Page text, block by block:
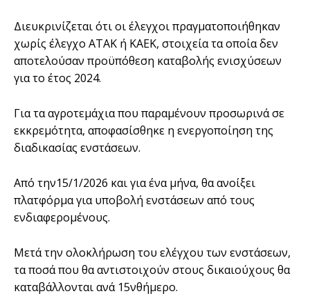
Διευκρινίζεται ότι οι έλεγχοι πραγματοποιήθηκαν
χωρίς έλεγχο ΑΤΑΚ ή ΚΑΕΚ, στοιχεία τα οποία δεν
αποτελούσαν προϋπόθεση καταβολής ενισχύσεων
για το έτος 2024.
Για τα αγροτεμάχια που παραμένουν προσωρινά σε
εκκρεμότητα, αποφασίσθηκε η ενεργοποίηση της
διαδικασίας ενστάσεων.
Από την15/1/2026 και για ένα μήνα, θα ανοίξει
πλατφόρμα για υποβολή ενστάσεων από τους
ενδιαφερομένους.
Μετά την ολοκλήρωση του ελέγχου των ενστάσεων,
τα ποσά που θα αντιστοιχούν στους δικαιούχους θα
καταβάλλονται ανά 15νθήμερο.